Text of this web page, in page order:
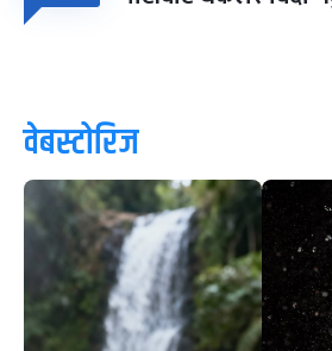
वेबस्टोरिज